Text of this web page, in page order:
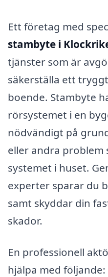
Ett företag med
stambyte i
tjänster som är
säkerställa ett
boende. Stambyte
rörsystemet i en
nödvändigt på
eller andra problem
systemet i huset.
experter sparar du
samt skyddar din
skador.
En professionell
hjälpa med följande: